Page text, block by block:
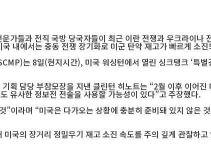
가들과 전직 국방 당국자들이 최근 이란 전쟁과 우크라이
내에서는 중동 전쟁 장기화로 미군 탄약 재고가 빠르게 소
는 8일(현지시간), 미국 워싱턴에서 열린 싱크탱크 ‘특
획 담당 부참모장을 지낸 클린턴 히노트는 “2월 이후 이어
유사한 정보전 전술을 사용할 가능성이 있다”고 주장했다.
”이라며 “미국은 다가오는 상황에 충분히 준비돼 있지 않은
국의 장거리 정밀무기 재고 소진 속도를 주의 깊게 관찰하